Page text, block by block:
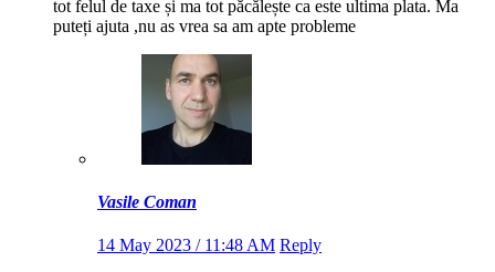
tot felul de taxe și ma tot păcălește ca este ultima plata. Ma
puteți ajuta ,nu as vrea sa am apte probleme
Vasile Coman
14 May 2023 / 11:48 AM Reply